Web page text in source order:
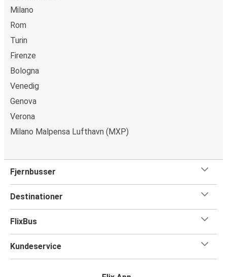
Milano
Rom
Turin
Firenze
Bologna
Venedig
Genova
Verona
Milano Malpensa Lufthavn (MXP)
Fjernbusser
Destinationer
FlixBus
Kundeservice